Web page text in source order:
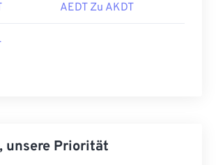
AEDT Zu AKDT
unsere Priorität